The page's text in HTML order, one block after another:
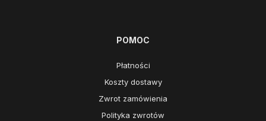
POMOC
Płatności
Koszty dostawy
Zwrot zamówienia
Polityka zwrotów